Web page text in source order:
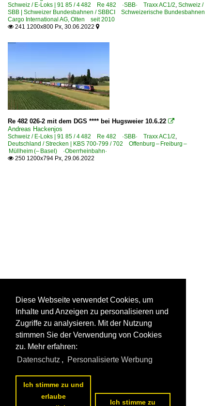
Schweiz / E-Loks | 91 85 / 4 482 Re 482 ·SBB· Traxx AC1/2, Schweiz /
SBB | Schweizer Bundesbahnen / SBBCI Schweizerische Bundesbahnen
Cargo International AG, Olten seit 2010
 241 1200x800 Px, 30.06.2022 
Re 482 026-2 mit dem DGS **** bei Hugsweier 10.6.22 
Andreas Hackenjos
Schweiz / E-Loks | 91 85 / 4 482 Re 482 ·SBB· Traxx AC1/2,
Deutschland / Strecken | KBS 700-799 / 702 Offenburg – Freiburg –
Müllheim (– Basel) ·Oberrheinbahn·
 250 1200x794 Px, 29.06.2022
Diese Webseite verwendet Cookies, um
Inhalte und Anzeigen zu personalisieren und
Zugriffe zu analysieren. Mit der Nutzung
stimmen Sie der Verwendung von Cookies
zu. Mehr erfahren:
Datenschutz , Personalisierte Werbung
Ich stimme zu und
erlaube
Ich stimme zu